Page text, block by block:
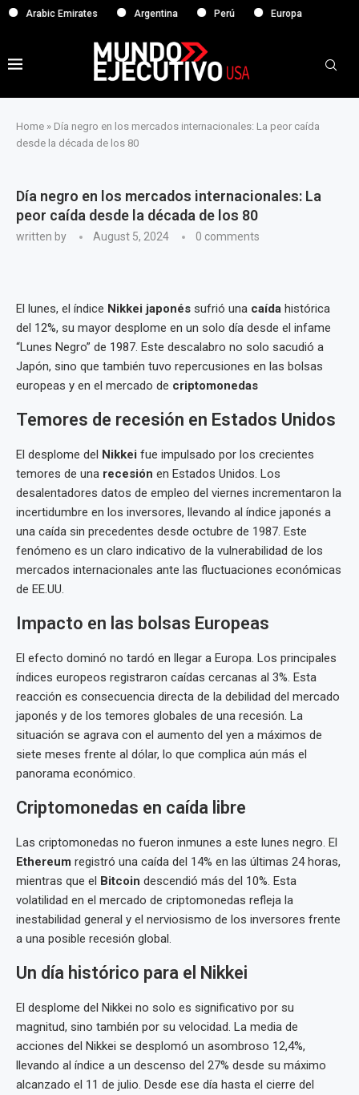
Emirates Argentina Perú Europa
Home » Día negro en los mercados internacionales: La peor caída
desde la década de los 80
Día negro en los mercados internacionales: La
peor caída desde la década de los 80
written by August 5, 2024 0 comments
El lunes, el índice Nikkei japonés sufrió una caída histórica
del 12%, su mayor desplome en un solo día desde el infame
“Lunes Negro” de 1987. Este descalabro no solo sacudió a
Japón, sino que también tuvo repercusiones en las bolsas
europeas y en el mercado de criptomonedas
Temores de recesión en Estados Unidos
El desplome del Nikkei fue impulsado por los crecientes
temores de una recesión en Estados Unidos. Los
desalentadores datos de empleo del viernes incrementaron la
incertidumbre en los inversores, llevando al índice japonés a
una caída sin precedentes desde octubre de 1987. Este
fenómeno es un claro indicativo de la vulnerabilidad de los
mercados internacionales ante las fluctuaciones económicas
de EE.UU.
Impacto en las bolsas Europeas
El efecto dominó no tardó en llegar a Europa. Los principales
índices europeos registraron caídas cercanas al 3%. Esta
reacción es consecuencia directa de la debilidad del mercado
japonés y de los temores globales de una recesión. La
situación se agrava con el aumento del yen a máximos de
siete meses frente al dólar, lo que complica aún más el
panorama económico.
Criptomonedas en caída libre
Las criptomonedas no fueron inmunes a este lunes negro. El
Ethereum registró una caída del 14% en las últimas 24 horas,
mientras que el Bitcoin descendió más del 10%. Esta
volatilidad en el mercado de criptomonedas refleja la
inestabilidad general y el nerviosismo de los inversores frente
a una posible recesión global.
Un día histórico para el Nikkei
El desplome del Nikkei no solo es significativo por su
magnitud, sino también por su velocidad. La media de
acciones del Nikkei se desplomó un asombroso 12,4%,
llevando al índice a un descenso del 27% desde su máximo
alcanzado el 11 de julio. Desde ese día hasta el cierre del